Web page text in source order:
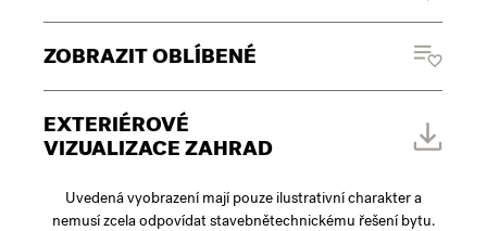
ZOBRAZIT OBLÍBENÉ
EXTERIÉROVÉ
VIZUALIZACE ZAHRAD
Uvedená vyobrazení mají pouze ilustrativní charakter a
nemusí zcela odpovídat stavebnětechnickému řešení bytu.